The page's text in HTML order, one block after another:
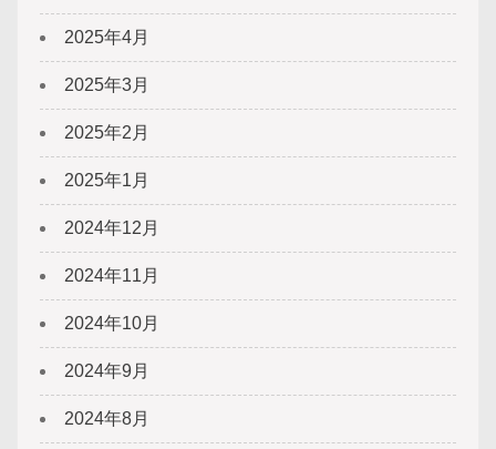
2025年4月
2025年3月
2025年2月
2025年1月
2024年12月
2024年11月
2024年10月
2024年9月
2024年8月